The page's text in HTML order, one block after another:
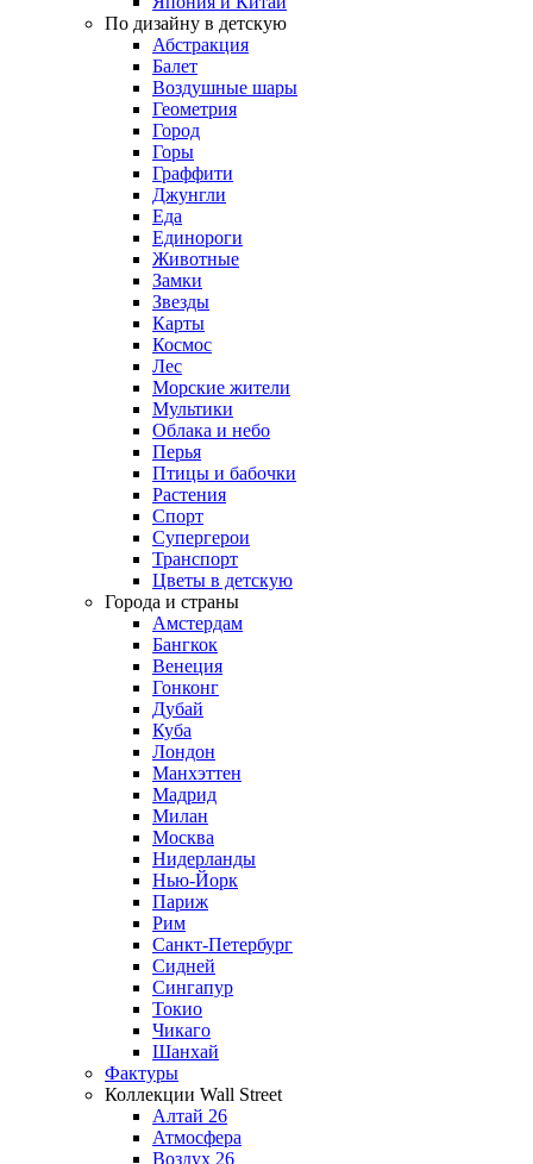
По дизайну в детскую
Абстракция
Балет
Воздушные шары
Геометрия
Город
Горы
Граффити
Джунгли
Еда
Единороги
Животные
Замки
Звезды
Карты
Космос
Лес
Морские жители
Мультики
Облака и небо
Перья
Птицы и бабочки
Растения
Спорт
Супергерои
Транспорт
Цветы в детскую
Города и страны
Амстердам
Бангкок
Венеция
Гонконг
Дубай
Куба
Лондон
Манхэттен
Мадрид
Милан
Москва
Нидерланды
Нью-Йорк
Париж
Рим
Санкт-Петербург
Сидней
Сингапур
Токио
Чикаго
Шанхай
Фактуры
Коллекции Wall Street
Алтай 26
Атмосфера
Воздух 26